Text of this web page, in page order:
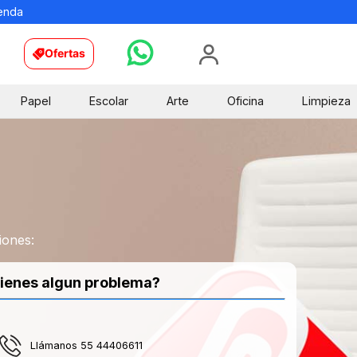
Ofertas
Papel Escolar Arte Oficina Limpieza
algun problema?
Llámanos 55 44406611